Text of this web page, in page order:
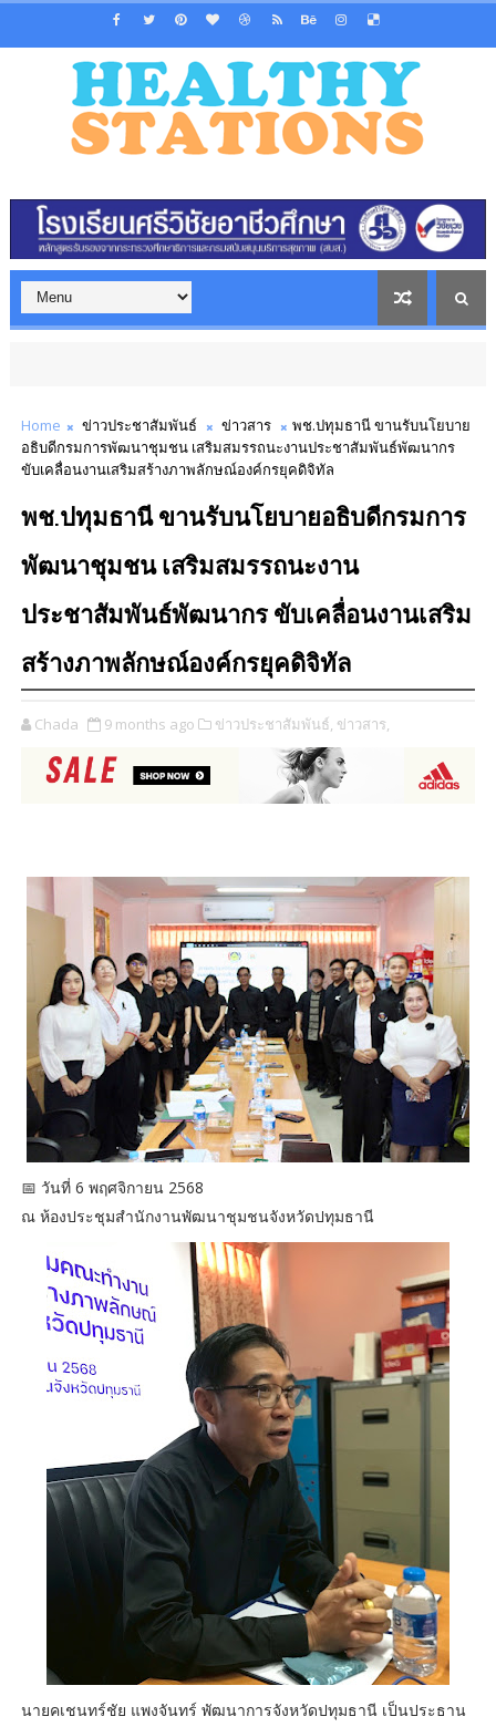
Home ข่าวประชาสัมพันธ์ ข่าวสาร
พช.ปทุมธานี ขานรับนโยบาย
อธิบดีกรมการพัฒนาชุมชน เสริมสมรรถนะงานประชาสัมพันธ์พัฒนากร
ขับเคลื่อนงานเสริมสร้างภาพลักษณ์องค์กรยุคดิจิทัล
พช.ปทุมธานี ขานรับนโยบายอธิบดีกรมการ
พัฒนาชุมชน เสริมสมรรถนะงาน
ประชาสัมพันธ์พัฒนากร ขับเคลื่อนงานเสริม
สร้างภาพลักษณ์องค์กรยุคดิจิทัล
Chada 9 months ago ข่าวประชาสัมพันธ์, ข่าวสาร,
📅 วันที่ 6 พฤศจิกายน 2568
ณ ห้องประชุมสำนักงานพัฒนาชุมชนจังหวัดปทุมธานี
นายคเชนทร์ชัย แพงจันทร์ พัฒนาการจังหวัดปทุมธานี เป็นประธาน